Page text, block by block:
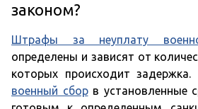
законом?
Штрафы за неуплату
определены и зависят от
которых происходит задержка.
военный сборв установленные